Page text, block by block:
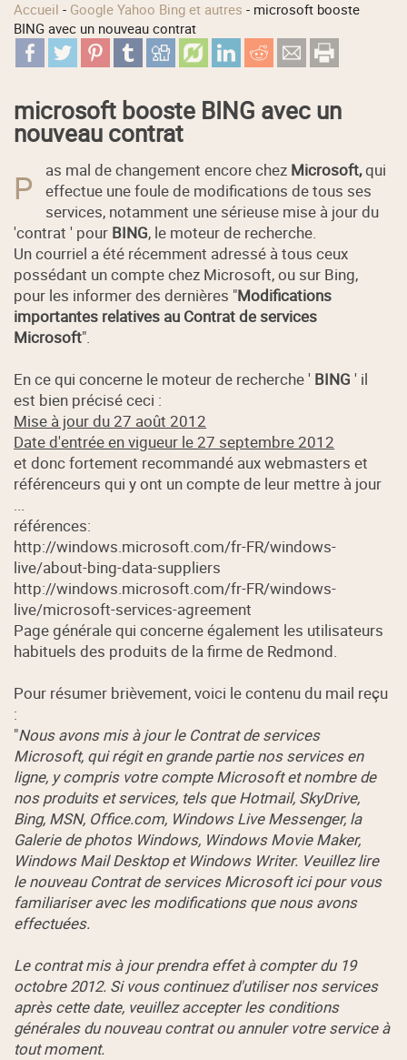
Accueil - Google Yahoo Bing et autres - microsoft booste
BING avec un nouveau contrat
microsoft booste BING avec un
nouveau contrat
P as mal de changement encore chez Microsoft,qui
effectue une foule de modifications de tous ses
services, notamment une sérieuse mise à jour du
'contrat ' pour BING, le moteur de recherche.
Un courriel a été récemment adressé à tous ceux
possédant un compte chez Microsoft, ou sur Bing,
pour les informer des dernières "Modifications
importantes relatives au Contrat de services
Microsoft".
En ce qui concerne le moteur de recherche ' BING ' il
est bien précisé ceci :
Mise à jour du 27 août 2012
Date d'entrée en vigueur le 27 septembre 2012
et donc fortement recommandé aux webmasters et
référenceurs qui y ont un compte de leur mettre à jour
références:
http://windows.microsoft.com/fr-FR/windows-
live/about-bing-data-suppliers
http://windows.microsoft.com/fr-FR/windows-
live/microsoft-services-agreement
Page générale qui concerne également les utilisateurs
habituels des produits de la firme de Redmond.
Pour résumer brièvement, voici le contenu du mail reçu
:
"Nous avons mis à jour le Contrat de services
Microsoft, qui régit en grande partie nos services en
ligne, y compris votre compte Microsoft et nombre de
nos produits et services, tels que Hotmail, SkyDrive,
Bing, MSN, Office.com, Windows Live Messenger, la
Galerie de photos Windows, Windows Movie Maker,
Windows Mail Desktop et Windows Writer. Veuillez lire
le nouveau Contrat de services Microsoft ici pour vous
familiariser avec les modifications que nous avons
effectuées.
Le contrat mis à jour prendra effet à compter du 19
octobre 2012. Si vous continuez d'utiliser nos services
après cette date, veuillez accepter les conditions
générales du nouveau contrat ou annuler votre service à
tout moment.